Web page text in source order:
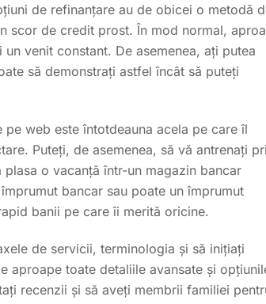
de refinanțare au de obicei o metodă
scor de credit prost. În mod normal,
venit constant. De asemenea, ați putea
să demonstrați astfel încât să puteți
web este întotdeauna acela pe care îl
Puteți, de asemenea, să vă antrenați
o vacanță într-un magazin bancar
bancar sau poate un împrumut
banii pe care îi merită oricine.
de servicii, terminologia și să inițiați
aproape toate detaliile avansate și
recenzii și să aveți membrii familiei